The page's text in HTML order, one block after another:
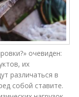
очевиден:
их
различаться в
собой ставите.